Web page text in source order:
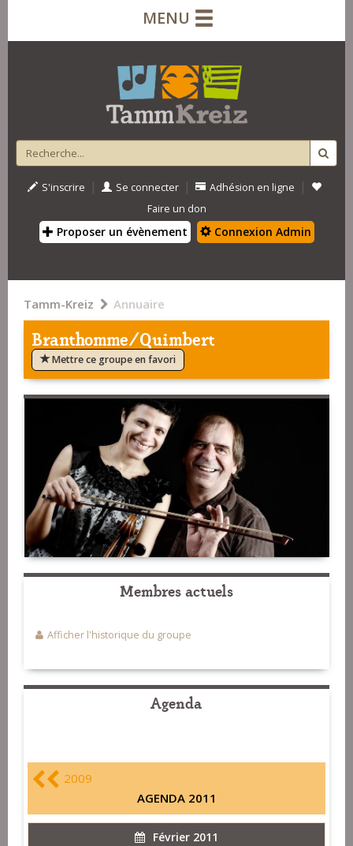
MENU
S'inscrire | Se connecter | Adhésion en ligne |
Faire un don
Proposer un évènement Connexion Admin
Tamm-Kreiz Annuaire
Branthomme/Quimbert
Mettre ce groupe en favori
Membres actuels
Afficher l'historique du groupe
Agenda
2009
AGENDA 2011
Février 2011